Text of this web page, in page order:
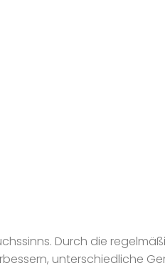
Durch die
unterschiedliche